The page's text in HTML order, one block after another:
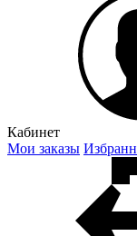
Кабинет
Мои заказы